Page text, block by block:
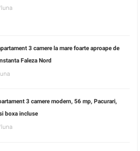
3 camere la mare foarte aproape de
Faleza Nord
3 camere modern, 56 mp, Pacurari,
boxa incluse